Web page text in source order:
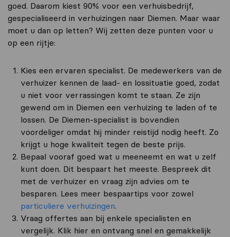
goed. Daarom kiest 90% voor een verhuisbedrijf,
gespecialiseerd in verhuizingen naar Diemen. Maar waar
moet u dan op letten? Wij zetten deze punten voor u
op een rijtje:
Kies een ervaren specialist. De medewerkers van de
verhuizer kennen de laad- en lossituatie goed, zodat
u niet voor verrassingen komt te staan. Ze zijn
gewend om in Diemen een verhuizing te laden of te
lossen. De Diemen-specialist is bovendien
voordeliger omdat hij minder reistijd nodig heeft. Zo
krijgt u hoge kwaliteit tegen de beste prijs.
Bepaal vooraf goed wat u meeneemt en wat u zelf
kunt doen. Dit bespaart het meeste. Bespreek dit
met de verhuizer en vraag zijn advies om te
besparen. Lees meer bespaartips voor zowel
particuliere verhuizingen.
Vraag offertes aan bij enkele specialisten en
vergelijk. Klik hier en ontvang snel en gemakkelijk